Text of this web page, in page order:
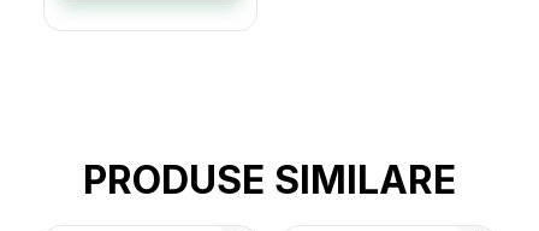
PRODUSE SIMILARE